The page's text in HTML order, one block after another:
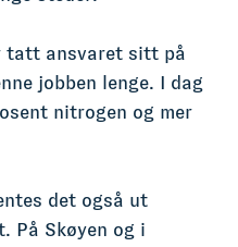
tatt ansvaret sitt på
jobben lenge. I dag
nitrogen og mer
det også ut
På Skøyen og i